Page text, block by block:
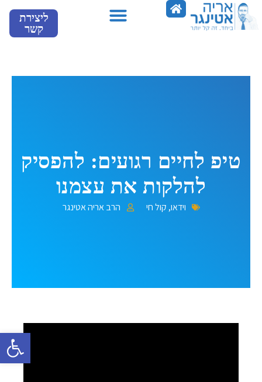
דילוג
לתוכן
ליצירת
קשר
טיפ לחיים רגועים: להפסיק
להלקות את עצמנו
וידאו, קול חי הרב אריה אטינגר
פתח